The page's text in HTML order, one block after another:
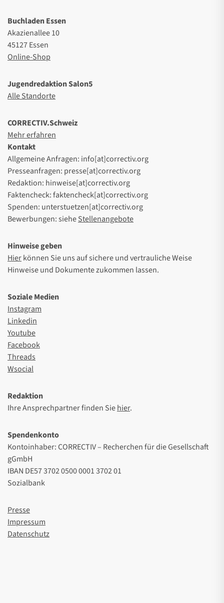
Buchladen Essen
Akazienallee 10
45127 Essen
Online-Shop
Jugendredaktion Salon5
Alle Standorte
CORRECTIV.Schweiz
Mehr erfahren
Kontakt
Allgemeine Anfragen: info[at]correctiv.org
Presseanfragen: presse[at]correctiv.org
Redaktion: hinweise[at]correctiv.org
Faktencheck: faktencheck[at]correctiv.org
Spenden: unterstuetzen[at]correctiv.org
Bewerbungen: sieheStellenangebote
Hinweise geben
Hierkönnen Sie uns auf sichere und vertrauliche Weise
Hinweise und Dokumente zukommen lassen.
Soziale Medien
Instagram
Linkedin
Youtube
Facebook
Threads
Wsocial
Redaktion
Ihre Ansprechpartner finden Siehier.
Spendenkonto
Kontoinhaber: CORRECTIV – Recherchen für die Gesellschaft
gGmbH
IBAN DE57 3702 0500 0001 3702 01
Sozialbank
Presse
Impressum
Datenschutz